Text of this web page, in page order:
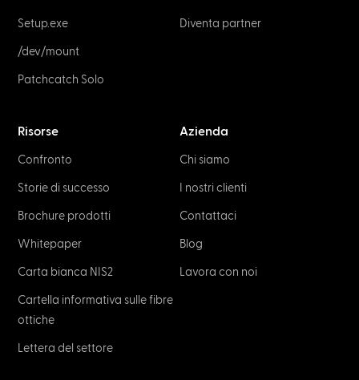
Setup.exe
/dev/mount
Patchcatch Solo
Diventa partner
Risorse
Confronto
Storie di successo
Brochure prodotti
Whitepaper
Carta bianca NIS2
Cartella informativa sulle fibre
ottiche
Lettera del settore
Azienda
Chi siamo
I nostri clienti
Contattaci
Blog
Lavora con noi